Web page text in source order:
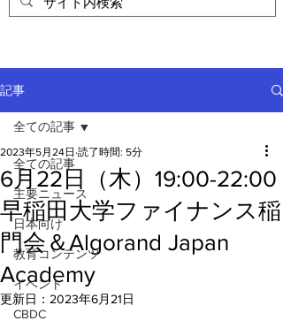
記事
全ての記事
主要ニュース
日本向け
教育コンテンツ
イベント
CBDC
全ての記事
6月22日（木）19:00-22:00
早稲田大学ファイナンス稲
門会＆Algorand Japan
Academy
2023年5月24日 読了時間: 5分
更新日： 2023年6月21日